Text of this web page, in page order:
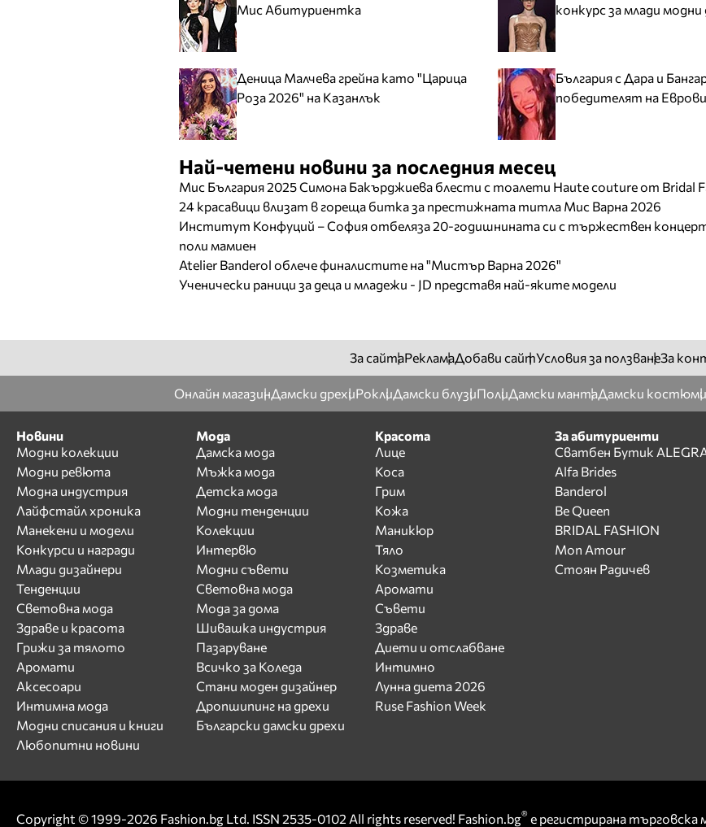
Мис Абитуриентка
конкурс за млади модни
Деница Малчева грейна като "Царица
Роза 2026" на Казанлък
България с Дара и
победителят на
Най-четени новини за последния месец
Мис България 2025 Симона Бакърджиева блести с тоалети Haute couture от Bridal
24 красавици влизат в гореща битка за престижната титла Мис Варна 2026
Институт Конфуций – София отбеляза 20-годишнината си с тържествен
поли мамиен
Atelier Banderol облече финалистите на "Мистър Варна 2026"
Ученически раници за деца и младежи - JD представя най-яките модели
За сайтаРекламаДобави сайтУсловия за ползванеЗа
Онлайн магазинДамски дрехиРоклиДамски блузиПолиДамски мантаДамски костюми
Новини
Модни колекции
Модни ревюта
Модна индустрия
Лайфстайл хроника
Манекени и модели
Конкурси и награди
Млади дизайнери
Тенденции
Световна мода
Здраве и красота
Грижи за тялото
Аромати
Аксесоари
Интимна мода
Модни списания и книги
Любопитни новини
Мода
Дамска мода
Мъжка мода
Детска мода
Модни тенденции
Колекции
Интервю
Модни съвети
Световна мода
Мода за дома
Шивашка индустрия
Пазаруване
Всичко за Коледа
Стани моден дизайнер
Дропшипинг на дрехи
Български дамски дрехи
Красота
Лице
Коса
Грим
Кожа
Маникюр
Тяло
Козметика
Аромати
Съвети
Здраве
Диети и отслабване
Интимно
Лунна диета 2026
Ruse Fashion Week
За абитуриенти
Сватбен Бутик
Alfa Brides
Banderol
Be Queen
BRIDAL FASHION
Mon Amour
Стоян Радичев
Copyright © 1999-2026 Fashion.bg Ltd. ISSN 2535-0102 All rights reserved! Fashion.bg® е регистрирана